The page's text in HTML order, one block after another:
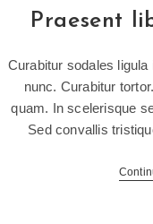
Praesent
Curabitur sodales
nunc. Curabitur
quam. In scelerisque
Sed convallis